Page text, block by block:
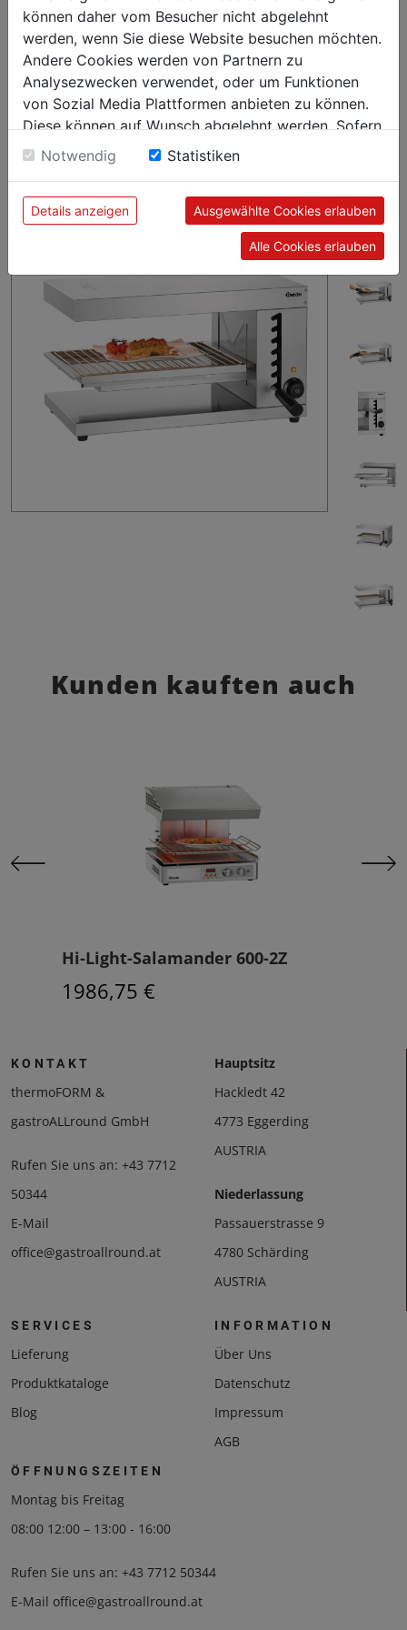
einem Arbeitstisch bieten die beiden langen offenen Seiten
des Salamanders eine praktische beidseitige Bedienung
innerhalb der Küche oder zum Servicebereich.
Kunden kauften auch
Salamander 400-1Z
404,25 €
KONTAKT
thermoFORM &
gastroALLround GmbH
Rufen Sie uns an: +43 7712
50344
E-Mail
office@gastroallround.at
Hauptsitz
Hackledt 42
4773 Eggerding
AUSTRIA
Niederlassung
Passauerstrasse 9
4780 Schärding
AUSTRIA
SERVICES
Lieferung
Produktkataloge
Blog
INFORMATION
Über Uns
Datenschutz
Impressum
AGB
ÖFFNUNGSZEITEN
Montag bis Freitag
08:00 12:00 – 13:00 - 16:00
Rufen Sie uns an: +43 7712 50344
E-Mail office@gastroallround.at
können daher vom Besucher nicht abgelehnt
werden, wenn Sie diese Website besuchen möchten.
Andere Cookies werden von Partnern zu
Analysezwecken verwendet, oder um Funktionen
von Sozial Media Plattformen anbieten zu können.
Diese können auf Wunsch abgelehnt werden. Sofern
sie unsere Webseite weiter nutzen, geben Sie
Einwilligung zu unseren Cookies.
Notwendig Statistiken
Details anzeigen Ausgewählte Cookies erlauben
Alle Cookies erlauben